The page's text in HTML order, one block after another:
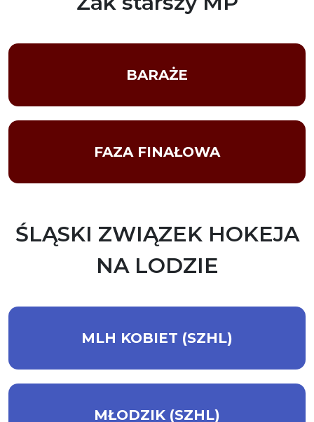
BARAŻE
FAZA FINAŁOWA
ŚLĄSKI ZWIĄZEK HOKEJA
NA LODZIE
MLH KOBIET (SZHL)
MŁODZIK (SZHL)